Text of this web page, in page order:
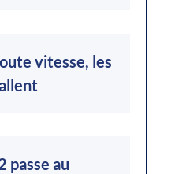
vitesse, les
passe au